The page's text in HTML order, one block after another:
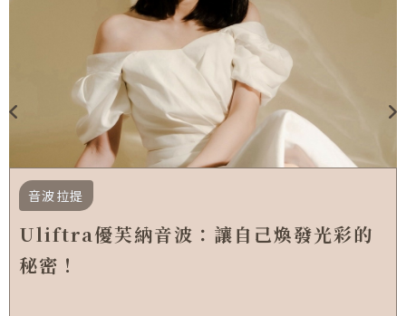
音波拉提
Uliftra優芙納音波：讓自己煥發光彩的
秘密！